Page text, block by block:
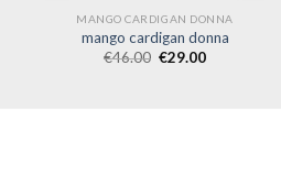
MANGO CARDIGAN DONNA
mango cardigan donna
€46.00 €29.00